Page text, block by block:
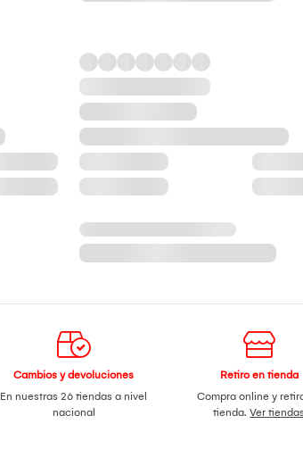
Cambios y devoluciones
En nuestras 26 tiendas a nivel
nacional
Retiro en tienda
Compra online y
tienda.Ver tiendas